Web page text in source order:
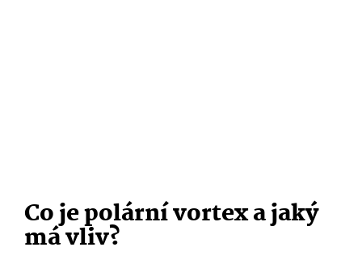
Co je polární vortex a jaký
má vliv?